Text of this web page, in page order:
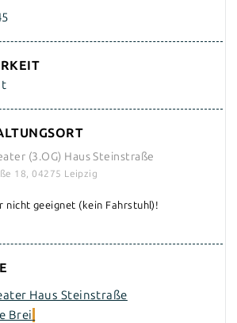
(3.OG) Haus Steinstraße
18, 04275 Leipzig
nicht geeignet (kein Fahrstuhl)!
Haus Steinstraße
Brei